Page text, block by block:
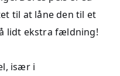
til at låne den til et
lidt ekstra fældning!
især i